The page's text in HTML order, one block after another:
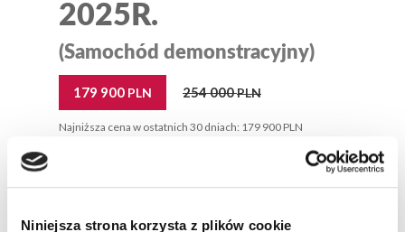
Niniejsza strona korzysta z plików cookie
2025R.
(Samochód demonstracyjny)
179 900 PLN 254 000PLN
Najniższa cena w ostatnich 30 dniach: 179 900 PLN